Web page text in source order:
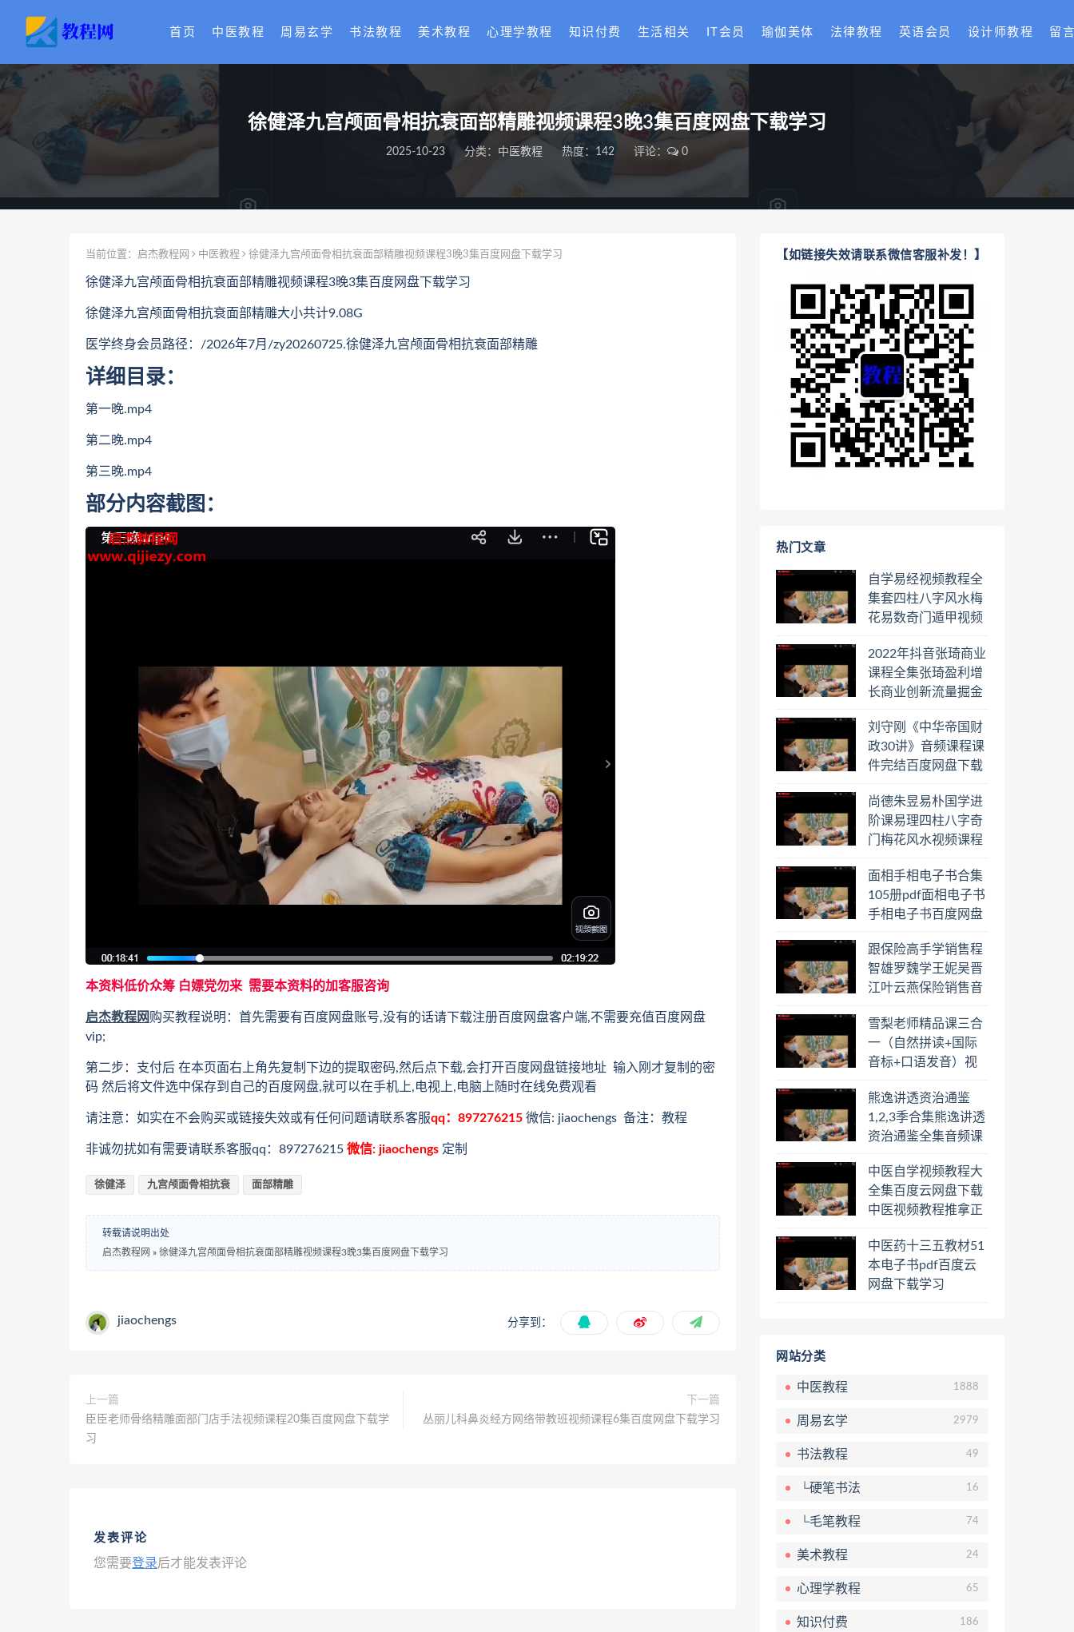
首页 中医教程 周易玄学 书法教程 美术教程 心理学教程 知识付费 生活相关 IT会员 瑜伽美体 法律教程 英语会员 设计师教程 留
徐健泽九宫颅面骨相抗衰面部精雕视频课程3晚3集百度网盘下载学习
2025-10-23 分类： 中医教程 热度：142 评论： 0
当前位置： 启杰教程网 中医教程 徐健泽九宫颅面骨相抗衰面部精雕视频课程3晚3集百度网盘下载学习
徐健泽九宫颅面骨相抗衰面部精雕视频课程3晚3集百度网盘下载学习
徐健泽九宫颅面骨相抗衰面部精雕大小共计9.08G
医学终身会员路径：/2026年7月/zy20260725.徐健泽九宫颅面骨相抗衰面部精雕
详细目录：
第一晚.mp4
第二晚.mp4
第三晚.mp4
部分内容截图：
本资料低价众筹 白嫖党勿来 需要本资料的加客服咨询
启杰教程网购买教程说明：首先需要有百度网盘账号,没有的话请下载注册百度网盘客户端,不需要充值百度网盘
vip;
第二步：支付后 在本页面右上角先复制下边的提取密码,然后点下载,会打开百度网盘链接地址 输入刚才复制的密
码 然后将文件选中保存到自己的百度网盘,就可以在手机上,电视上,电脑上随时在线免费观看
请注意：如实在不会购买或链接失效或有任何问题请联系客服qq：897276215 微信: jiaochengs 备注：教程
非诚勿扰如有需要请联系客服qq：897276215 微信: jiaochengs 定制
徐健泽 九宫颅面骨相抗衰 面部精雕
转载请说明出处
启杰教程网 » 徐健泽九宫颅面骨相抗衰面部精雕视频课程3晚3集百度网盘下载学习
jiaochengs 分享到：
上一篇
臣臣老师骨络精雕面部门店手法视频课程20集百度网盘下载学
习
下一篇
丛丽儿科鼻炎经方网络带教班视频课程6集百度网盘下载学习
发表评论
您需要登录后才能发表评论
【如链接失效请联系微信客服补发！】
热门文章
自学易经视频教程全
集套四柱八字风水梅
花易数奇门遁甲视频
日罗盘教程百度云网
盘会员
2022年抖音张琦商业
课程全集张琦盈利增
长商业创新流量掘金
盘下载学习
刘守刚《中华帝国财
政30讲》音频课程课
件完结百度网盘下载
尚德朱昱易朴国学进
阶课易理四柱八字奇
门梅花风水视频课程
学习
面相手相电子书合集
105册pdf面相电子书
手相电子书百度网盘
跟保险高手学销售程
智雄罗魏学王妮吴晋
江叶云燕保险销售音
盘下载学习
雪梨老师精品课三合
一（自然拼读+国际
音标+口语发音）视
载学习
熊逸讲透资治通鉴
1,2,3季合集熊逸讲透
资治通鉴全集音频课
一二三辑合集百度云
网盘下载学习
中医自学视频教程大
全集百度云网盘下载
中医视频教程推拿正
经络脉诊面诊舌诊手
诊私密终身会员百度
网盘共享群
中医药十三五教材51
本电子书pdf百度云
网盘下载学习
网站分类
中医教程 1888
周易玄学 2979
书法教程 49
└硬笔书法 16
└毛笔教程 74
美术教程 24
心理学教程 65
知识付费 186